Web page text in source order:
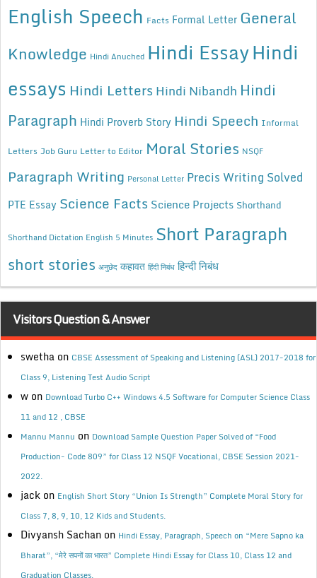
English Speech Facts Formal Letter General
Knowledge Hindi Anuched Hindi EssayHindi
essays Hindi Letters Hindi Nibandh Hindi
Paragraph Hindi Proverb Story Hindi Speech Informal
Letters Job Guru Letter to Editor Moral Stories NSQF
Paragraph Writing Personal Letter Precis Writing Solved
PTE Essay Science Facts Science Projects Shorthand
Shorthand Dictation English 5 Minutes Short Paragraph
short stories अनुछेद कहावत हिंदी निबंध हिन्दी निबंध
Visitors Question & Answer
swetha on CBSE Assessment of Speaking and Listening (ASL) 2017-2018 for
Class 9, Listening Test Audio Script
w on Download Turbo C++ Windows 4.5 Software for Computer Science Class
11 and 12 , CBSE
Mannu Mannu on Download Sample Question Paper Solved of “Food
Production- Code 809” for Class 12 NSQF Vocational, CBSE Session 2021-
2022.
jack on English Short Story “Union Is Strength” Complete Moral Story for
Class 7, 8, 9, 10, 12 Kids and Students.
Divyansh Sachan on Hindi Essay, Paragraph, Speech on “Mere Sapno ka
Bharat”, “मेरे सपनों का भारत” Complete Hindi Essay for Class 10, Class 12 and
Graduation Classes.